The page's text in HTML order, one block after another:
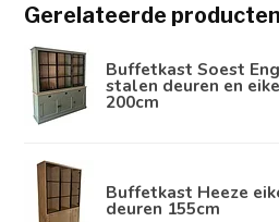
Gerelateerde producten
Buffetkast Soest
stalen deuren en
200cm
Buffetkast Heeze
deuren 155cm